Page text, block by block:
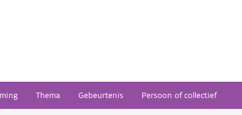
Thema Gebeurtenis Persoon of collectief